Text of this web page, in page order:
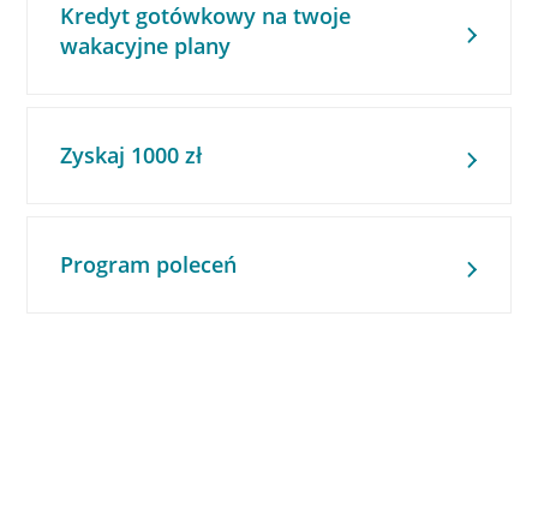
Kredyt gotówkowy na twoje
wakacyjne plany
Zyskaj 1000 zł
Program poleceń